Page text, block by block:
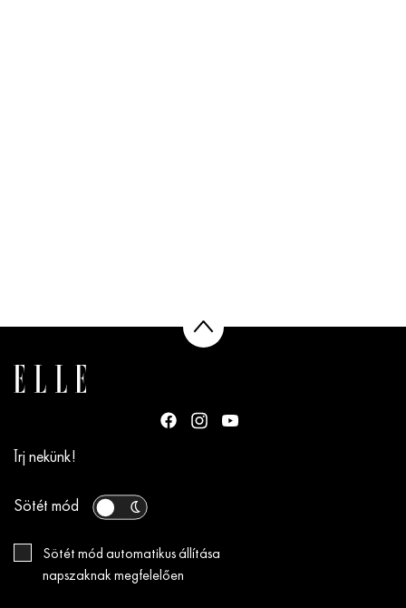
Írj nekünk!
Sötét mód
Sötét mód automatikus állítása
napszaknak megfelelően